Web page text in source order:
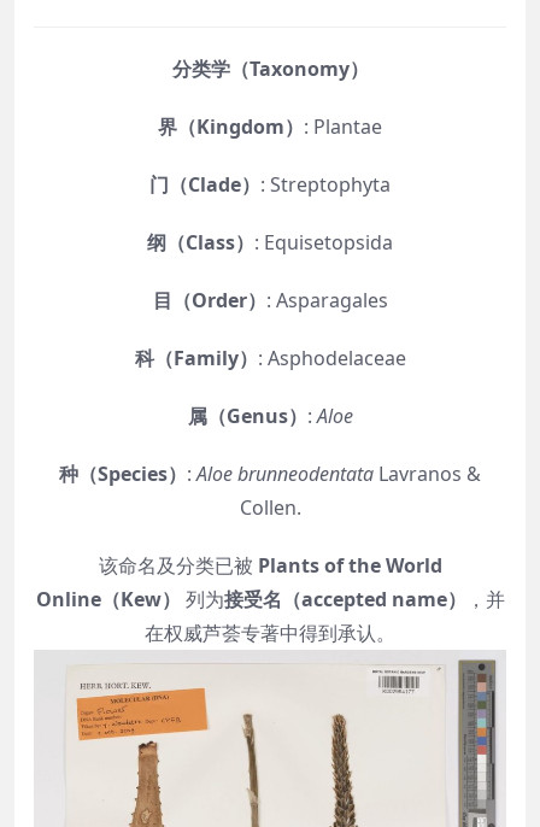
分类学（Taxonomy）
界（Kingdom） : Plantae
门（Clade） : Streptophyta
纲（Class） : Equisetopsida
目（Order） : Asparagales
科（Family） : Asphodelaceae
属（Genus） :Aloe
种（Species） :Aloe brunneodentata Lavranos &
Collen.
该命名及分类已被 Plants of the World
Online（Kew） 列为接受名（accepted name）
，并
在权威芦荟专著中得到承认。